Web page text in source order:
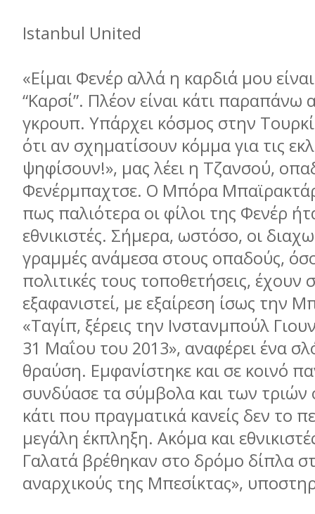
Istanbul United
«Είμαι Φενέρ αλλά η καρδιά μου
“Καρσί”. Πλέον είναι κάτι παραπάνω
γκρουπ. Υπάρχει κόσμος στην
ότι αν σχηματίσουν κόμμα για τις
ψηφίσουν!», μας λέει η Τζανσού,
Φενέρμπαχτσε. Ο Μπόρα
πως παλιότερα οι φίλοι της Φενέρ
εθνικιστές. Σήμερα, ωστόσο, οι
γραμμές ανάμεσα στους οπαδούς,
πολιτικές τους τοποθετήσεις, έχουν
εξαφανιστεί, με εξαίρεση ίσως την
«Ταγίπ, ξέρεις την Ινστανμπούλ
31 Μαΐου του 2013», αναφέρει ένα
θραύση. Εμφανίστηκε και σε κοινό
συνδύασε τα σύμβολα και των
κάτι που πραγματικά κανείς δεν το
μεγάλη έκπληξη. Ακόμα και
Γαλατά βρέθηκαν στο δρόμο δίπλα
αναρχικούς της Μπεσίκτας»,